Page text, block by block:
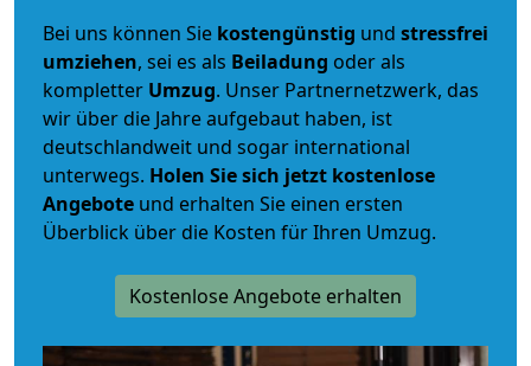
Bei uns können Sie kostengünstig und stressfrei
umziehen, sei es als Beiladung oder als
kompletter Umzug. Unser Partnernetzwerk, das
wir über die Jahre aufgebaut haben, ist
deutschlandweit und sogar international
unterwegs. Holen Sie sich jetzt kostenlose
Angebote und erhalten Sie einen ersten
Überblick über die Kosten für Ihren Umzug.
Kostenlose Angebote erhalten